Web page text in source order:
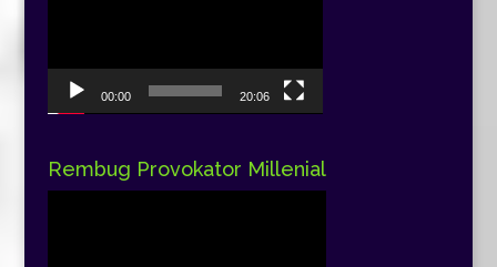
00:00 20:06
Rembug Provokator Millenial